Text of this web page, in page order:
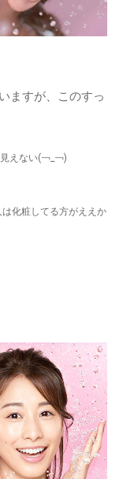
ますが、このすっ
えない(￢_￢)
化粧してる方がええか